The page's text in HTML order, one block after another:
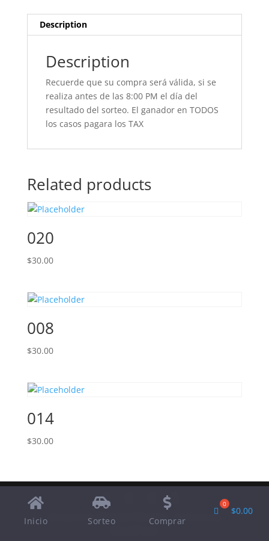
Description
Description
Recuerde que su compra será válida, si se
realiza antes de las 8:00 PM el día del
resultado del sorteo. El ganador en TODOS
los casos pagara los TAX
Related products
020
$30.00
008
$30.00
014
$30.00
Designed by Elegant Themes
| Powered by
Inicio Sorteo Comprar
$0.00